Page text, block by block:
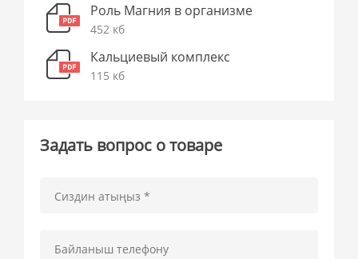
Роль Магния в организме
452 кб
Кальциевый комплекс
115 кб
Задать вопрос о товаре